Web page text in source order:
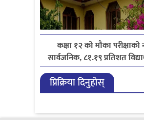
कक्षा १२ को मौका परीक्षाको
सार्वजनिक, ८१.१९ प्रतिशत
प्रिक्रिया दिनुहोस्